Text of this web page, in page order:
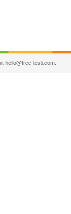
hello@free-testi.com.